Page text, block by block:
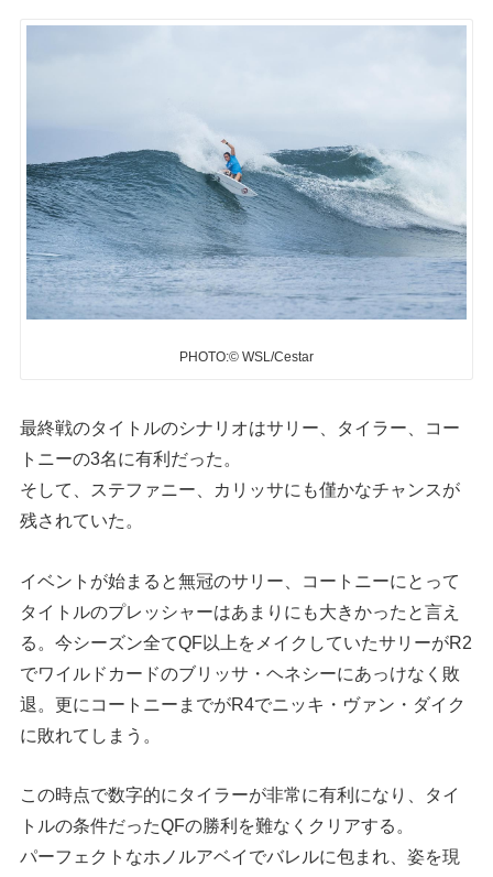
PHOTO:© WSL/Cestar
最終戦のタイトルのシナリオはサリー、タイラー、コー
トニーの3名に有利だった。
そして、ステファニー、カリッサにも僅かなチャンスが
残されていた。
イベントが始まると無冠のサリー、コートニーにとって
タイトルのプレッシャーはあまりにも大きかったと言え
る。今シーズン全てQF以上をメイクしていたサリーがR2
でワイルドカードのブリッサ・ヘネシーにあっけなく敗
退。更にコートニーまでがR4でニッキ・ヴァン・ダイク
に敗れてしまう。
この時点で数字的にタイラーが非常に有利になり、タイ
トルの条件だったQFの勝利を難なくクリアする。
パーフェクトなホノルアベイでバレルに包まれ、姿を現